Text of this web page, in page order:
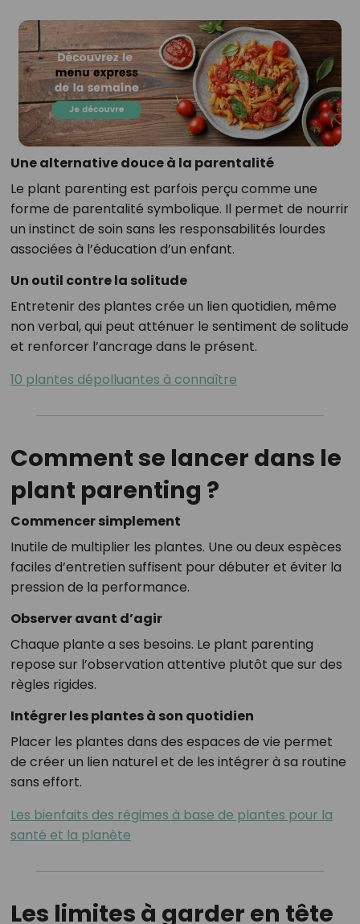
Une alternative douce à la parentalité
Le plant parenting est parfois perçu comme une
forme de parentalité symbolique. Il permet de nourrir
un instinct de soin sans les responsabilités lourdes
associées à l’éducation d’un enfant.
Un outil contre la solitude
Entretenir des plantes crée un lien quotidien, même
non verbal, qui peut atténuer le sentiment de solitude
et renforcer l’ancrage dans le présent.
10 plantes dépolluantes à connaître
Comment se lancer dans le
plant parenting ?
Commencer simplement
Inutile de multiplier les plantes. Une ou deux espèces
faciles d’entretien suffisent pour débuter et éviter la
pression de la performance.
Observer avant d’agir
Chaque plante a ses besoins. Le plant parenting
repose sur l’observation attentive plutôt que sur des
règles rigides.
Intégrer les plantes à son quotidien
Placer les plantes dans des espaces de vie permet
de créer un lien naturel et de les intégrer à sa routine
sans effort.
Les bienfaits des régimes à base de plantes pour la
santé et la planète
Les limites à garder en tête